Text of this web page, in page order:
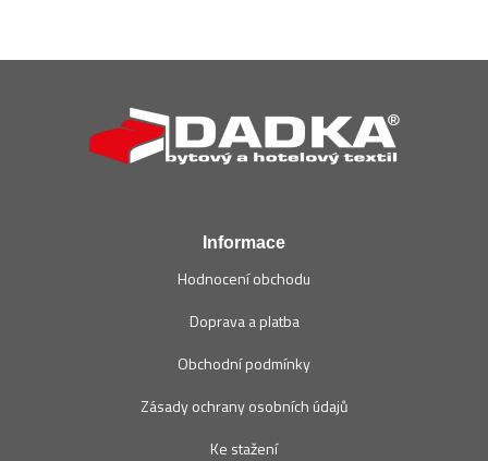
Informace
Hodnocení obchodu
Doprava a platba
Obchodní podmínky
Zásady ochrany osobních údajů
Ke stažení